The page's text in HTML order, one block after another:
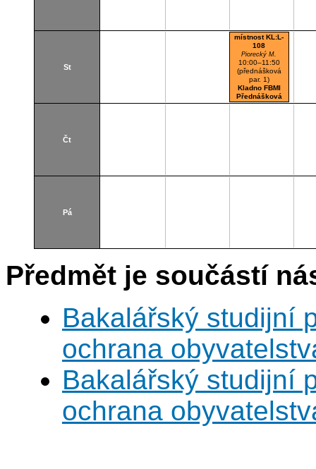
St
místnost KL:L-
108
Piorecký M.
10:00–11:50
(přednášková
par. 1)
Kladno FBMI
Přednášková
místnost
Čt
Pá
Předmět je součástí
Bakalářský studijní
ochrana
Bakalářský studijní
ochrana